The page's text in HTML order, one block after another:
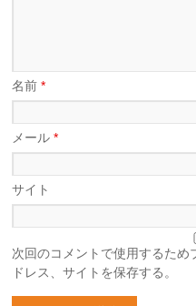
名前*
メール*
サイト
次回のコメントで使用するた
ドレス、サイトを保存する。